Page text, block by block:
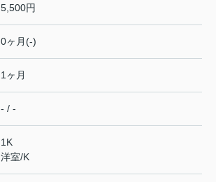
5,500円
0ヶ月(-)
1ヶ月
- / -
1K
洋室/K